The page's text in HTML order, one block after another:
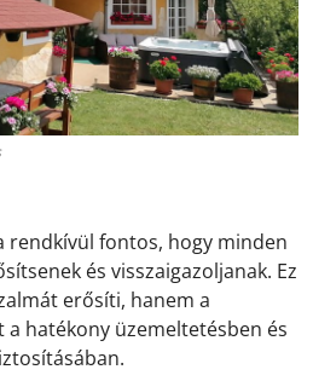
rendkívül fontos, hogy minden
és visszaigazoljanak. Ez
erősíti, hanem a
a hatékony üzemeltetésben és